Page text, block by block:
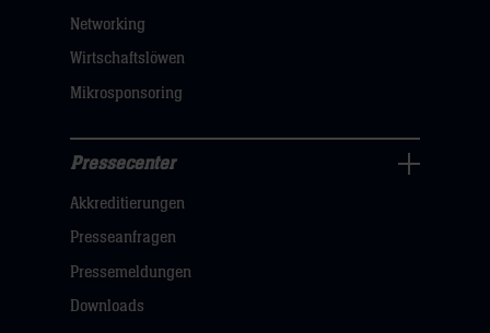
Networking
Wirtschaftslöwen
Mikrosponsoring
Navigation
öffnen,
dann
klicken
Pressecenter
Akkreditierungen
Presseanfragen
Pressemeldungen
Downloads